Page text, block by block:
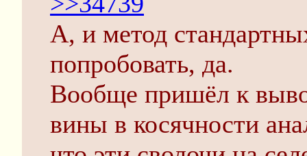
А, и метод
попробовать, да.
Вообще пришёл к
вины в косячности